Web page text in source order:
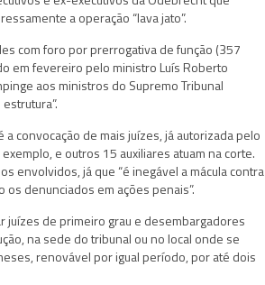
a operação “lava jato”.
com foro por prerrogativa de função (357
em fevereiro pelo ministro Luís Roberto
aos ministros do Supremo Tribunal
convocação de mais juízes, já autorizada pelo
e outros 15 auxiliares atuam na corte.
envolvidos, já que “é inegável a mácula contra
denunciados em ações penais”.
de primeiro grau e desembargadores
na sede do tribunal ou no local onde se
renovável por igual período, por até dois